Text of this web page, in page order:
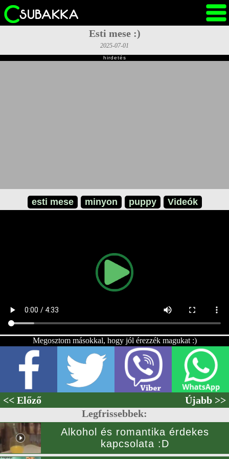
Esti mese :)
2025-07-01
hirdetés
esti mese minyon puppy Videók
Megosztom másokkal, hogy jól érezzék magukat :)
<< Előző
Újabb >>
Legfrissebbek:
Alkohol és romantika érdekes
kapcsolata :D